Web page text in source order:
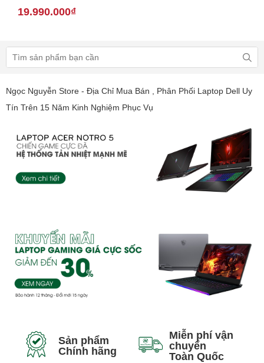
(Model 2024)
19.990.000₫
Ngọc Nguyễn Store - Địa Chỉ Mua Bán , Phân Phối Laptop Dell Uy
Tín Trên 15 Năm Kinh Nghiệm Phục Vụ
Sản phẩm
Chính hãng
Miễn phí vận
chuyển
Toàn Quốc